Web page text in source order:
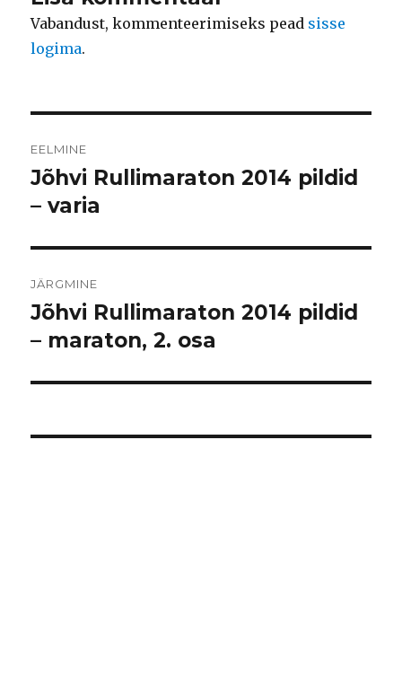
Vabandust, kommenteerimiseks pead sisse
logima.
EELMINE
Eelmine
postitus:
Jõhvi Rullimaraton 2014 pildid
– varia
JÄRGMINE
Järgmine
postitus:
Jõhvi Rullimaraton 2014 pildid
– maraton, 2. osa